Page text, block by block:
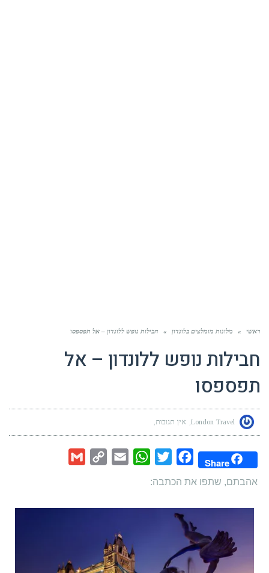
ראשי » מלונות מומלצים בלונדון » חבילות נופש ללונדון – אל תפספסו
חבילות נופש ללונדון – אל
תפספסו
אין תגובות
Share
Facebook
Twitter
WhatsApp
Email
Copy
אהבתם, שתפו את הכתבה: